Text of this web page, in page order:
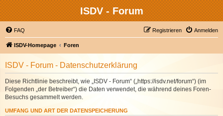
ISDV - Forum
FAQ Anmelden
Registrieren
ISDV-Homepage Foren
ISDV - Forum - Datenschutzerklärung
Diese Richtlinie beschreibt, wie „ISDV - Forum“ („https://isdv.net/forum“) (im
Folgenden „der Betreiber“) die Daten verwendet, die während deines Foren-
Besuchs gesammelt werden.
UMFANG UND ART DER DATENSPEICHERUNG